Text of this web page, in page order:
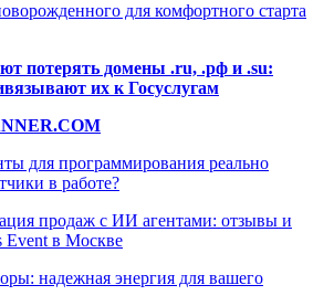
для комфортного старта
потерять домены .ru, .рф и .su:
их к Госуслугам
для программирования реально
в работе?
продаж с ИИ агентами: отзывы и
Event в Москве
надежная энергия для вашего